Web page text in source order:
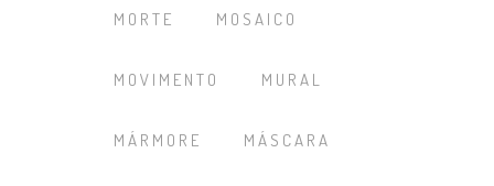
MORTE MOSAICO
MOVIMENTO MURAL
MÁRMORE MÁSCARA